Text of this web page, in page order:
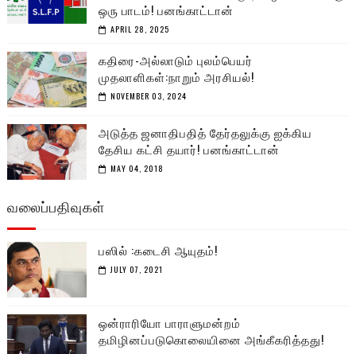
ஒரு பாடம்! பனங்காட்டான்
APRIL 28, 2025
கதிரை-அல்லாடும் புலம்பெயர்
முதலாளிகள்:நாறும் அரசியல்!
NOVEMBER 03, 2024
அடுத்த ஜனாதிபதித் தேர்தலுக்கு ஐக்கிய
தேசிய கட்சி தயார்! பனங்காட்டான்
MAY 04, 2018
வலைப்பதிவுகள்
பஸில் :கடைசி ஆயுதம்!
JULY 07, 2021
ஒன்ராரியோ பாராளுமன்றம்
தமிழினப்படுகொலையினை அங்கீகரித்தது!